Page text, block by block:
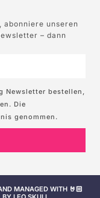
abonniere unseren
– dann
Newsletter bestellen,
Die
genommen.
MANAGED WITH 🤘🏻